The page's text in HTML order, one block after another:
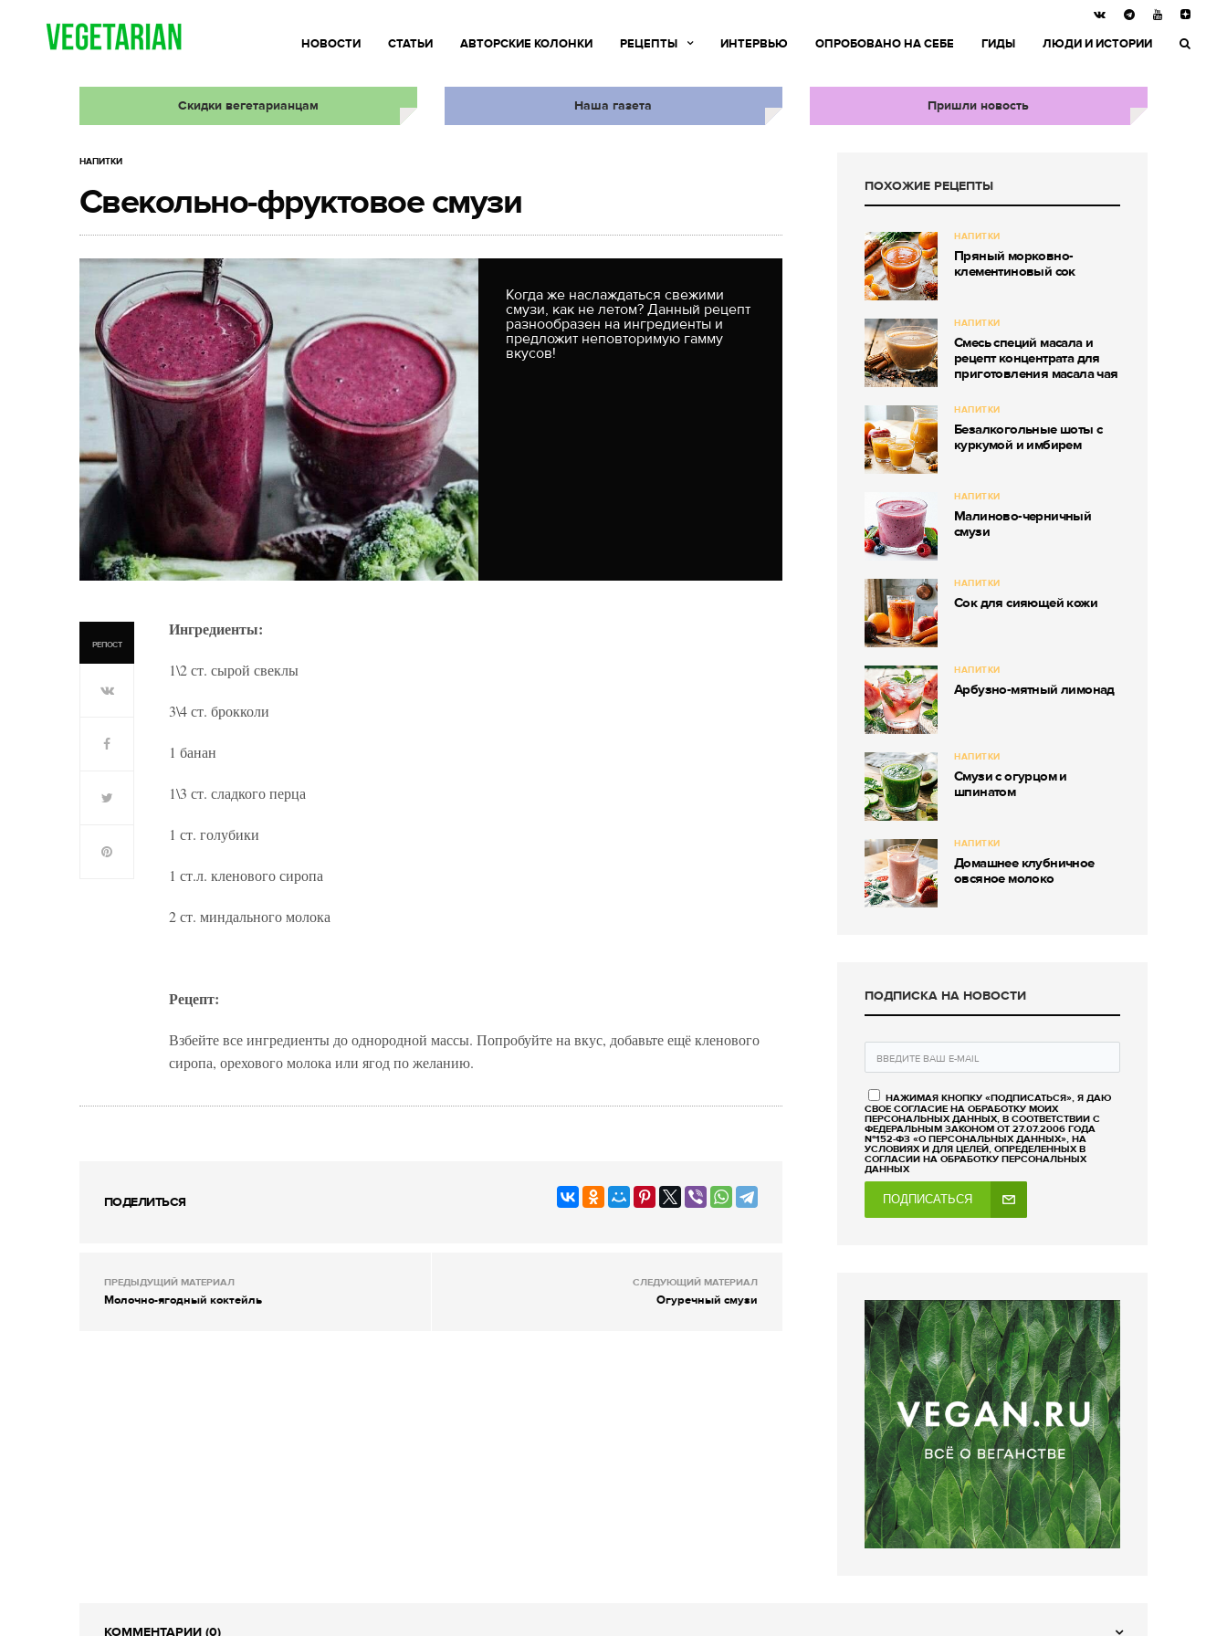
НОВОСТИ СТАТЬИ АВТОРСКИЕ КОЛОНКИ РЕЦЕПТЫ ИНТЕРВЬЮ ОПРОБОВАНО НА СЕБЕ ГИДЫ ЛЮДИ И ИСТОРИИ
Скидки вегетарианцам Наша газета Пришли новость
НАПИТКИ
Свекольно-фруктовое смузи
Когда же наслаждаться свежими
смузи, как не летом? Данный рецепт
разнообразен на ингредиенты и
предложит неповторимую гамму
вкусов!
РЕПОСТ
Ингредиенты:
1\2 ст. сырой свеклы
3\4 ст. брокколи
1 банан
1\3 ст. сладкого перца
1 ст. голубики
1 ст.л. кленового сиропа
2 ст. миндального молока
Рецепт:
Взбейте все ингредиенты до однородной массы. Попробуйте на вкус, добавьте ещё кленового
сиропа, орехового молока или ягод по желанию.
ПОДЕЛИТЬСЯ
ПРЕДЫДУЩИЙ МАТЕРИАЛ
Молочно-ягодный коктейль
СЛЕДУЮЩИЙ МАТЕРИАЛ
Огуречный смузи
ПОХОЖИЕ РЕЦЕПТЫ
НАПИТКИ
Пряный морковно-
клементиновый сок
НАПИТКИ
Смесь специй масала и
рецепт концентрата для
приготовления масала чая
НАПИТКИ
Безалкогольные шоты с
куркумой и имбирем
НАПИТКИ
Малиново-черничный
смузи
НАПИТКИ
Сок для сияющей кожи
НАПИТКИ
Арбузно-мятный лимонад
НАПИТКИ
Смузи с огурцом и
шпинатом
НАПИТКИ
Домашнее клубничное
овсяное молоко
ПОДПИСКА НА НОВОСТИ
НАЖИМАЯ КНОПКУ «ПОДПИСАТЬСЯ», Я ДАЮ
СВОЕ СОГЛАСИЕ НА ОБРАБОТКУ МОИХ
ПЕРСОНАЛЬНЫХ ДАННЫХ, В СООТВЕТСТВИИ С
ФЕДЕРАЛЬНЫМ ЗАКОНОМ ОТ 27.07.2006 ГОДА
№152-ФЗ «О ПЕРСОНАЛЬНЫХ ДАННЫХ», НА
УСЛОВИЯХ И ДЛЯ ЦЕЛЕЙ, ОПРЕДЕЛЕННЫХ В
СОГЛАСИИ НА ОБРАБОТКУ ПЕРСОНАЛЬНЫХ
ДАННЫХ
ПОДПИСАТЬСЯ
КОММЕНТАРИИ (0)